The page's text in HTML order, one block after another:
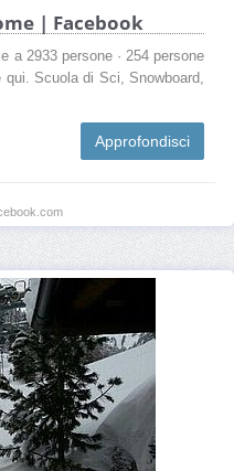
| Facebook
a 2933 persone · 254 persone
Scuola di Sci, Snowboard,
Approfondisci